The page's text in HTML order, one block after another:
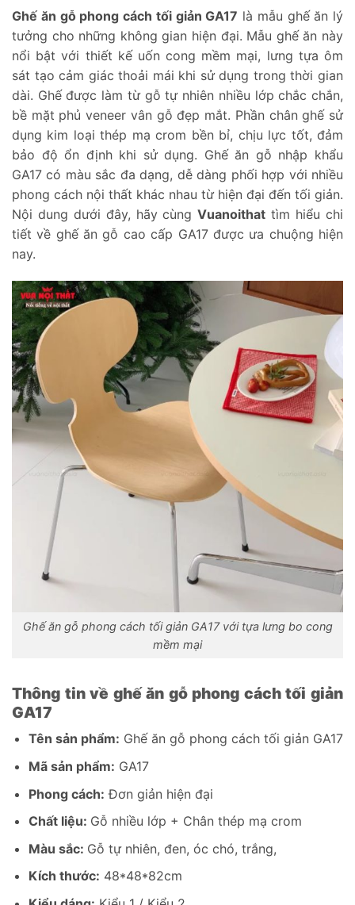
Ghế ăn gỗ phong cách tối giản GA17 là mẫu ghế ăn lý
tưởng cho những không gian hiện đại. Mẫu ghế ăn này
nổi bật với thiết kế uốn cong mềm mại, lưng tựa ôm
sát tạo cảm giác thoải mái khi sử dụng trong thời gian
dài. Ghế được làm từ gỗ tự nhiên nhiều lớp chắc chắn,
bề mặt phủ veneer vân gỗ đẹp mắt. Phần chân ghế sử
dụng kim loại thép mạ crom bền bỉ, chịu lực tốt, đảm
bảo độ ổn định khi sử dụng. Ghế ăn gỗ nhập khẩu
GA17 có màu sắc đa dạng, dễ dàng phối hợp với nhiều
phong cách nội thất khác nhau từ hiện đại đến tối giản.
Nội dung dưới đây, hãy cùngVuanoithat tìm hiểu chi
tiết về ghế ăn gỗ cao cấp GA17 được ưa chuộng hiện
nay.
Ghế ăn gỗ phong cách tối giản GA17 với tựa lưng bo cong
mềm mại
Thông tin về ghế ăn gỗ phong cách tối giản
GA17
Tên sản phẩm: Ghế ăn gỗ phong cách tối giản GA17
Mã sản phẩm: GA17
Phong cách: Đơn giản hiện đại
Chất liệu: Gỗ nhiều lớp + Chân thép mạ crom
Màu sắc: Gỗ tự nhiên, đen, óc chó, trắng,
Kích thước: 48*48*82cm